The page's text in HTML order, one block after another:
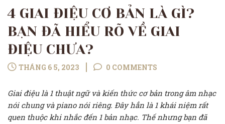
4 GIAI ĐIỆU CƠ BẢN LÀ GÌ?
BẠN ĐÃ HIỂU RÕ VỀ GIAI
ĐIỆU CHƯA?
THÁNG 6 5, 2023 0 COMMENTS
Giai điệu là 1 thuật ngữ và kiến thức cơ bản trong âm nhạc
nói chung và piano nói riêng. Đây hẳn là 1 khái niệm rất
quen thuộc khi nhắc đến 1 bản nhạc. Thế nhưng bạn đã